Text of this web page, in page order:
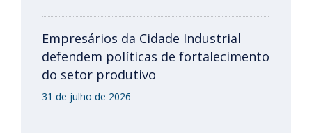
Empresários da Cidade Industrial
defendem políticas de fortalecimento
do setor produtivo
31 de julho de 2026